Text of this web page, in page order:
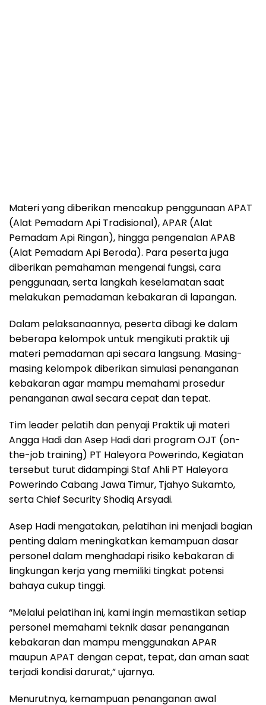
Materi yang diberikan mencakup penggunaan APAT
(Alat Pemadam Api Tradisional), APAR (Alat
Pemadam Api Ringan), hingga pengenalan APAB
(Alat Pemadam Api Beroda). Para peserta juga
diberikan pemahaman mengenai fungsi, cara
penggunaan, serta langkah keselamatan saat
melakukan pemadaman kebakaran di lapangan.
Dalam pelaksanaannya, peserta dibagi ke dalam
beberapa kelompok untuk mengikuti praktik uji
materi pemadaman api secara langsung. Masing-
masing kelompok diberikan simulasi penanganan
kebakaran agar mampu memahami prosedur
penanganan awal secara cepat dan tepat.
Tim leader pelatih dan penyaji Praktik uji materi
Angga Hadi dan Asep Hadi dari program OJT (on-
the-job training) PT Haleyora Powerindo, Kegiatan
tersebut turut didampingi Staf Ahli PT Haleyora
Powerindo Cabang Jawa Timur, Tjahyo Sukamto,
serta Chief Security Shodiq Arsyadi.
Asep Hadi mengatakan, pelatihan ini menjadi bagian
penting dalam meningkatkan kemampuan dasar
personel dalam menghadapi risiko kebakaran di
lingkungan kerja yang memiliki tingkat potensi
bahaya cukup tinggi.
“Melalui pelatihan ini, kami ingin memastikan setiap
personel memahami teknik dasar penanganan
kebakaran dan mampu menggunakan APAR
maupun APAT dengan cepat, tepat, dan aman saat
terjadi kondisi darurat,” ujarnya.
Menurutnya, kemampuan penanganan awal